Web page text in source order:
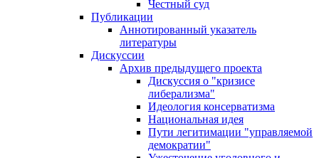
Честный суд
Публикации
Аннотированный указатель
литературы
Дискуссии
Архив предыдущего проекта
Дискуссия о "кризисе
либерализма"
Идеология консерватизма
Национальная идея
Пути легитимации "управляемой
демократии"